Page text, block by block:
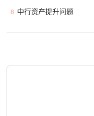
8 中行资产提升问题